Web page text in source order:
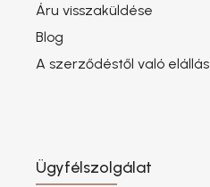
Áru visszaküldése
Blog
A szerződéstől való elállás
Ügyfélszolgálat